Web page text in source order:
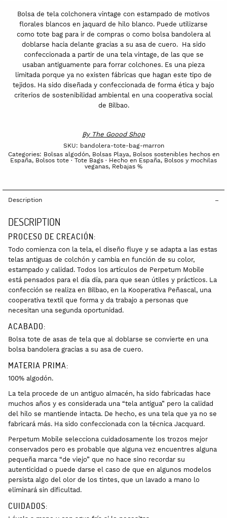
Bolsa de tela colchonera vintage con estampado de motivos
florales blancos en jaquard de hilo blanco. Puede utilizarse
como tote bag para ir de compras o como bolsa bandolera al
doblarse hacia delante gracias a su asa de cuero. Ha sido
confeccionada a partir de una tela vintage, de las que se
usaban antiguamente para forrar colchones. Es una pieza
limitada porque ya no existen fábricas que hagan este tipo de
tejidos. Ha sido diseñada y confeccionada de forma ética y bajo
criterios de sostenibilidad ambiental en una cooperativa social
de Bilbao.
By The Goood Shop
SKU: bandolera-tote-bag-marron
Categories: Bolsas algodón, Bolsas Playa, Bolsos sostenibles hechos en
España, Bolsos tote · Tote Bags · Hecho en España, Bolsos y mochilas
veganas, Rebajas %
Description
DESCRIPTION
PROCESO DE CREACIÓN:
Todo comienza con la tela, el diseño fluye y se adapta a las estas
telas antiguas de colchón y cambia en función de su color,
estampado y calidad. Todos los artículos de Perpetum Mobile
está pensados para el día día, para que sean útiles y prácticos. La
confección se realiza en Bilbao, en la Kooperativa Peñascal, una
cooperativa textil que forma y da trabajo a personas que
necesitan una segunda oportunidad.
ACABADO:
Bolsa tote de asas de tela que al doblarse se convierte en una
bolsa bandolera gracias a su asa de cuero.
MATERIA PRIMA:
100% algodón.
La tela procede de un antiguo almacén, ha sido fabricadas hace
muchos años y es considerada una “tela antigua” pero la calidad
del hilo se mantiende intacta. De hecho, es una tela que ya no se
fabricará más. Ha sido confeccionada con la técnica Jacquard.
Perpetum Mobile selecciona cuidadosamente los trozos mejor
conservados pero es probable que alguna vez encuentres alguna
pequeña marca “de viejo” que no hace sino recordar su
autenticidad o puede darse el caso de que en algunos modelos
persista algo del olor de los tintes, que un lavado a mano lo
eliminará sin dificultad.
CUIDADOS: